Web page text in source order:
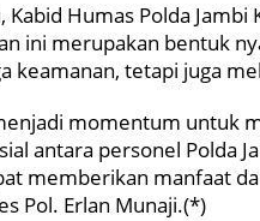
Kabid Humas Polda
ini merupakan bentuk
keamanan, tetapi juga
momentum untuk
antara personel Polda
memberikan manfaat
Pol. Erlan Munaji.(*)